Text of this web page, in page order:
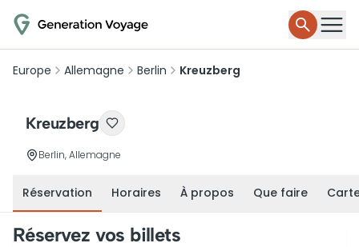
Europe Allemagne Berlin Kreuzberg
Kreuzberg
Berlin, Allemagne
Réservation Horaires À propos Que faire
Réservez vos billets